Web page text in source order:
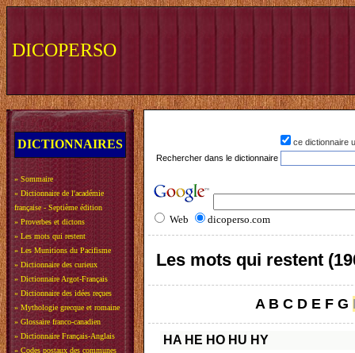
DICOPERSO
DICTIONNAIRES
» Sommaire
» Dictionnaire de l'académie
française - Septième édition
» Proverbes et dictons
» Les mots qui restent
» Les Munitions du Pacifisme
» Dictionnaire des curieux
» Dictionnaire Argot-Français
» Dictionnaire des idées reçues
» Mythologie grecque et romaine
» Glossaire franco-canadien
» Dictionnaire Français-Anglais
» Codes postaux des communes
ce dictionnaire
Rechercher dans le dictionnaire
Web dicoperso.com
Les mots qui restent
A B C D E F G
HA HE HO HU HY